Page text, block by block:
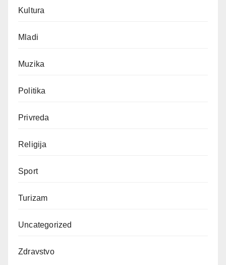
Kultura
Mladi
Muzika
Politika
Privreda
Religija
Sport
Turizam
Uncategorized
Zdravstvo